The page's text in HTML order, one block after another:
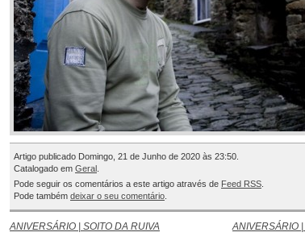
Artigo publicado Domingo, 21 de Junho de 2020 às 23:50.
Catalogado em Geral
Pode seguir os comentários a este artigo através de Feed RSS
Pode também deixar o seu comentário
ANIVERSÁRIO | SOITO DA RUIVA ANIVERSÁRIO